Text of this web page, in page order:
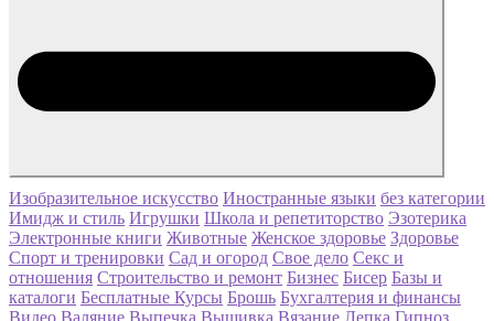
Изобразительное искусство Иностранные языки без категории
Имидж и стиль Игрушки Школа и репетиторство Эзотерика
Электронные книги Животные Женское здоровье Здоровье
Спорт и тренировки Сад и огород Свое дело Секс и
отношения Строительство и ремонт Бизнес Бисер Базы и
каталоги Бесплатные Курсы Брошь Бухгалтерия и финансы
Видео Валяние Выпечка Вышивка Вязание Лепка Гипноз